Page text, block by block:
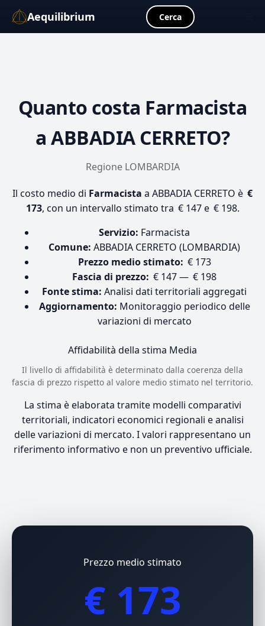
Aequilibrium Cerca
Quanto costa Farmacista
a ABBADIA CERRETO?
Regione LOMBARDIA
Il costo medio di Farmacista a ABBADIA CERRETO è €
173, con un intervallo stimato tra € 147 e € 198.
Servizio: Farmacista
Comune: ABBADIA CERRETO (LOMBARDIA)
Prezzo medio stimato: € 173
Fascia di prezzo: € 147 — € 198
Fonte stima: Analisi dati territoriali aggregati
Aggiornamento: Monitoraggio periodico delle
variazioni di mercato
Affidabilità della stima Media
Il livello di affidabilità è determinato dalla coerenza della
fascia di prezzo rispetto al valore medio stimato nel territorio.
La stima è elaborata tramite modelli comparativi
territoriali, indicatori economici regionali e analisi
delle variazioni di mercato. I valori rappresentano un
riferimento informativo e non un preventivo ufficiale.
Prezzo medio stimato
€ 173